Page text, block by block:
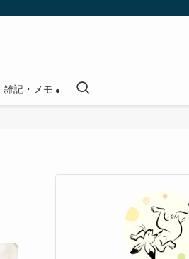
雑記・メモ